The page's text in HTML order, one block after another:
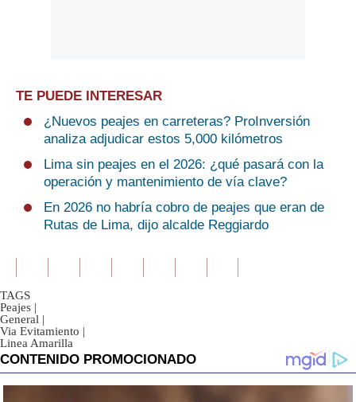
TE PUEDE INTERESAR
¿Nuevos peajes en carreteras? ProInversión
analiza adjudicar estos 5,000 kilómetros
Lima sin peajes en el 2026: ¿qué pasará con la
operación y mantenimiento de vía clave?
En 2026 no habría cobro de peajes que eran de
Rutas de Lima, dijo alcalde Reggiardo
TAGS
Peajes |
General |
Via Evitamiento |
Linea Amarilla